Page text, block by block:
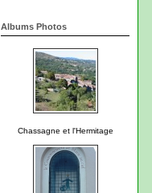
Albums Photos
Chassagne et l'Hermitage